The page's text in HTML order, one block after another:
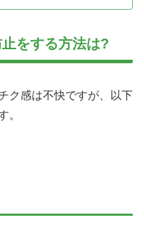
をする方法は?
ク感は不快ですが、以下
。